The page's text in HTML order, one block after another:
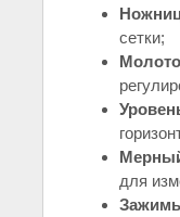
сетки;
для